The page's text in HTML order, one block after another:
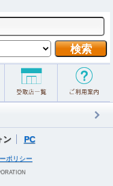
ン PC
ポリシー